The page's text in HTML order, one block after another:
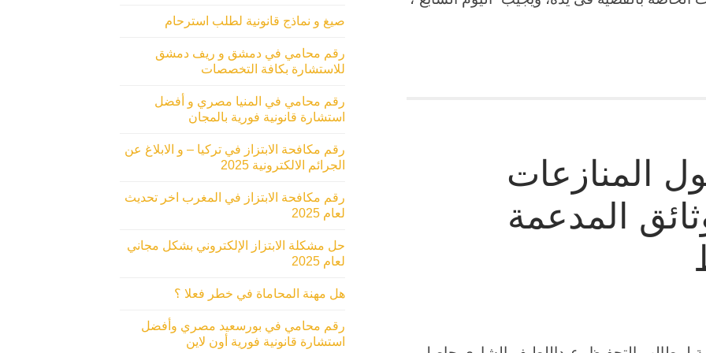
المنازعات
المدعمة
صيغ و نماذج قانونية لطلب استرحام
رقم محامي في دمشق و ريف دمشق
للاستشارة بكافة التخصصات
رقم محامي في المنيا مصري و أفضل
استشارة قانونية فورية بالمجان
رقم مكافحة الابتزاز في تركيا – و الابلاغ عن
الجرائم الالكترونية 2025
رقم مكافحة الابتزاز في المغرب اخر تحديث
لعام 2025
حل مشكلة الابتزاز الإلكتروني بشكل مجاني
لعام 2025
هل مهنة المحاماة في خطر فعلا ؟
رقم محامي في بورسعيد مصري وأفضل
استشارة قانونية فورية أون لاين